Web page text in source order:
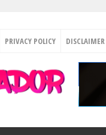
PRIVACY POLICY DISCLAIMER